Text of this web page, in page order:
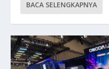
BACA SELENGKAPNYA